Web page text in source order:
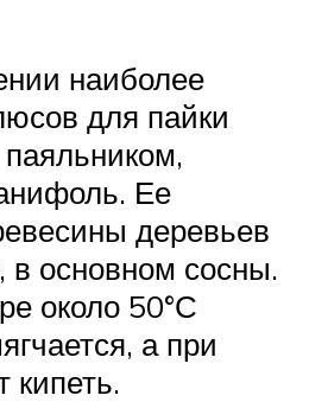
наиболее
для пайки
Ее
деревьев
в основном сосны.
около 50°С
а при
кипеть.